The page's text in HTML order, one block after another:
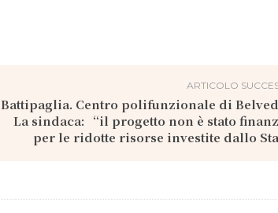
ARTICOLO
Battipaglia. Centro polifunzionale di
La sindaca: “il progetto non è stato
per le ridotte risorse investite dallo